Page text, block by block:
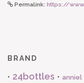
Permalink: https://
BRAND
• 24bottles • anniel